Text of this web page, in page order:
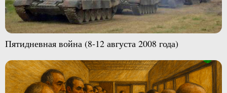
Пятидневная война (8-12 августа 2008 года)